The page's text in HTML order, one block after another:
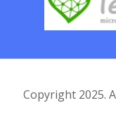
Copyright 2025.